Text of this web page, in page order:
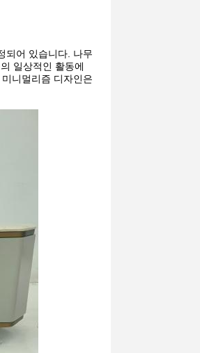
되어 있습니다. 나무
일상적인 활동에
니멀리즘 디자인은